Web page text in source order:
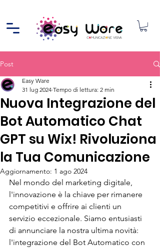
Post
Nuova Integrazione del
Bot Automatico Chat
GPT su Wix! Rivoluziona
la Tua Comunicazione
Easy Ware
31 lug 2024 Tempo di lettura: 2 min
Aggiornamento: 1 ago 2024
Nel mondo del marketing digitale,
l'innovazione è la chiave per rimanere
competitivi e offrire ai clienti un
servizio eccezionale. Siamo entusiasti
di annunciare la nostra ultima novità:
l'integrazione del Bot Automatico con